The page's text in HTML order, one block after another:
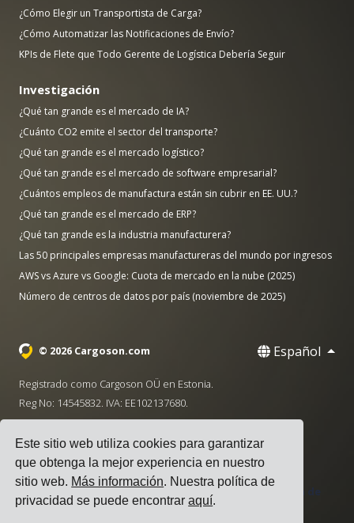
Este sitio web utiliza cookies para garantizar
que obtenga la mejor experiencia en nuestro
sitio web. Más información. Nuestra política de
privacidad se puede encontraraquí.
¿Cómo Elegir un Transportista de Carga?
¿Cómo Automatizar las Notificaciones de Envío?
KPIs de Flete que Todo Gerente de Logística Debería Seguir
Investigación
¿Qué tan grande es el mercado de IA?
¿Cuánto CO2 emite el sector del transporte?
¿Qué tan grande es el mercado logístico?
¿Qué tan grande es el mercado de software empresarial?
¿Cuántos empleos de manufactura están sin cubrir en EE. UU.?
¿Qué tan grande es el mercado de ERP?
¿Qué tan grande es la industria manufacturera?
Las 50 principales empresas manufactureras del mundo por ingresos
AWS vs Azure vs Google: Cuota de mercado en la nube (2025)
Número de centros de datos por país (noviembre de 2025)
© 2026 Cargoson.com Español
Registrado como Cargoson OÜ en Estonia.
Reg No: 14545832. IVA: EE102137680.
· hello@cargoson.com
Términos de Servicio|Política de Privacidad
Política de